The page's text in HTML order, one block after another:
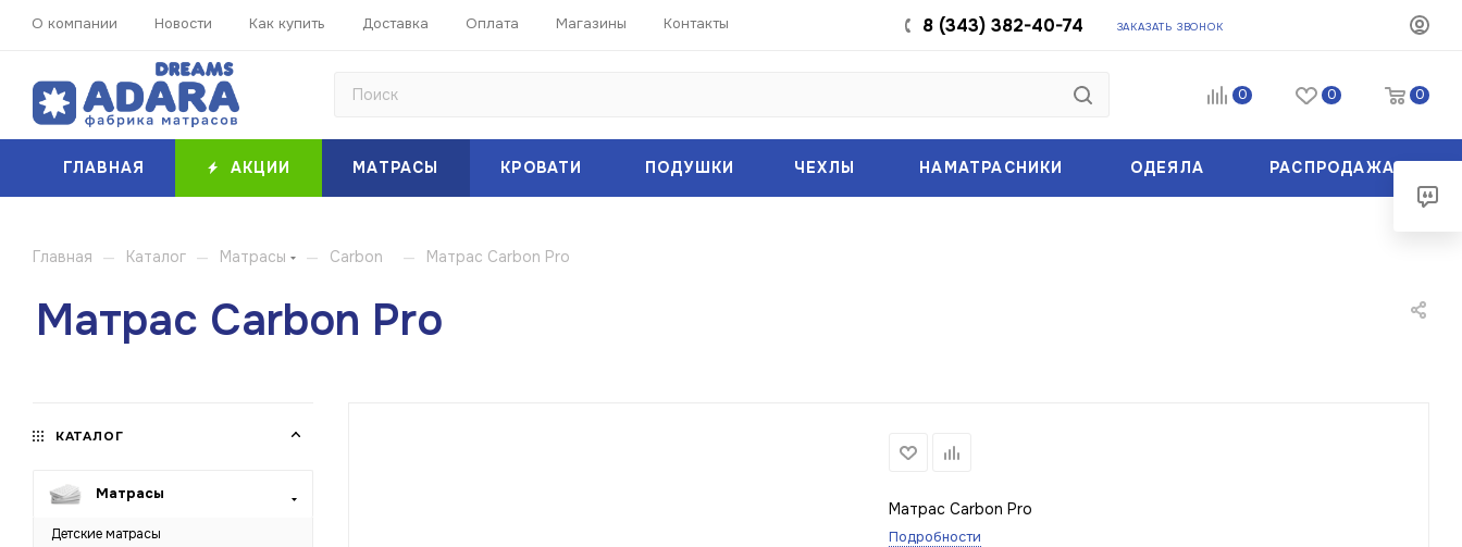
О компании Новости Как купить Доставка Оплата Магазины Контакты 8 (343) 382-40-74 ЗАКАЗАТЬ ЗВОНОК
0 0 0
ГЛАВНАЯ АКЦИИ МАТРАСЫ КРОВАТИ ПОДУШКИ ЧЕХЛЫ НАМАТРАСНИКИ ОДЕЯЛА РАСПРОДАЖА
Главная — Каталог — Матрасы — Carbon — Матрас Carbon Pro
Матрас Carbon Pro
Матрас Carbon Pro
Подробности
КАТАЛОГ
Матрасы
Детские матрасы